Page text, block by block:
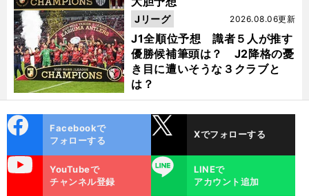
J1全順位予想 識者５人が推す
優勝候補筆頭は？ J2降格の憂
き目に遭いそうな３クラブと
は？
2026.08.06更新
Jリーグ
ok
Facebookで
フォローする
Xでフォローする
YouTubeで
チャンネル登録
LINE
LINEで
アカウント追加